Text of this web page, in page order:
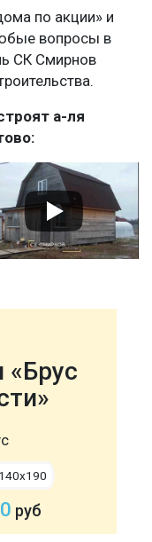
по акции» и
вопросы в
СК Смирнов
а-ля
«Брус
140х190
руб